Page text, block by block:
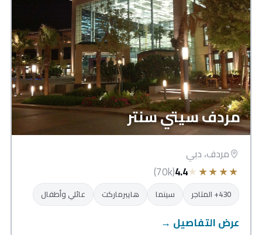
مردف سيتي سنتر
مردف، دبي
★
★
★
★
★
4.4
(70k)
430+ المتاجر سينما هايبرماركت عائلي وأطفال
عرض التفاصيل →